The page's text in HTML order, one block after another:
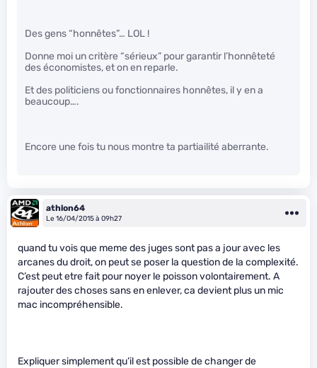
Des gens “honnêtes”… LOL !
Donne moi un critère “sérieux” pour garantir l’honnêteté
des économistes, et on en reparle.
Et des politiciens ou fonctionnaires honnêtes, il y en a
beaucoup….
Encore une fois tu nous montre ta partiailité aberrante.
athlon64
Le 16/04/2015 à 09h27
quand tu vois que meme des juges sont pas a jour avec les
arcanes du droit, on peut se poser la question de la complexité.
C’est peut etre fait pour noyer le poisson volontairement. A
rajouter des choses sans en enlever, ca devient plus un mic
mac incompréhensible.
Expliquer simplement qu’il est possible de changer de